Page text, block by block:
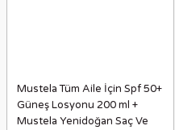
Mustela Tüm Aile İçin Spf 50+
Güneş Losyonu 200 ml +
Mustela Yenidoğan Saç Ve